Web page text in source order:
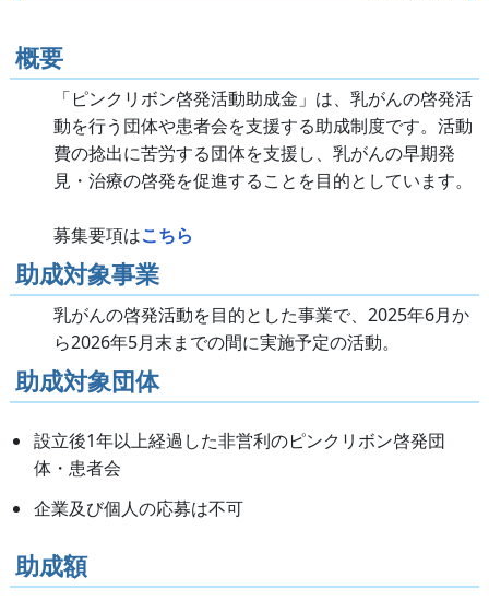
概要
「ピンクリボン啓発活動助成金」は、乳がんの啓発活
動を行う団体や患者会を支援する助成制度です。活動
費の捻出に苦労する団体を支援し、乳がんの早期発
見・治療の啓発を促進することを目的としています。
募集要項はこちら
助成対象事業
乳がんの啓発活動を目的とした事業で、2025年6月か
ら2026年5月末までの間に実施予定の活動。
助成対象団体
設立後1年以上経過した非営利のピンクリボン啓発団
体・患者会
企業及び個人の応募は不可
助成額